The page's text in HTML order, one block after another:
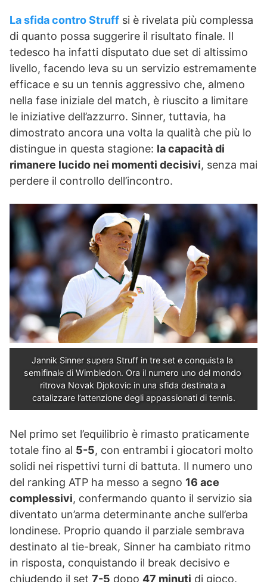
La sfida contro Struff si è rivelata più complessa
di quanto possa suggerire il risultato finale. Il
tedesco ha infatti disputato due set di altissimo
livello, facendo leva su un servizio estremamente
efficace e su un tennis aggressivo che, almeno
nella fase iniziale del match, è riuscito a limitare
le iniziative dell’azzurro. Sinner, tuttavia, ha
dimostrato ancora una volta la qualità che più lo
distingue in questa stagione: la capacità di
rimanere lucido nei momenti decisivi, senza mai
perdere il controllo dell’incontro.
Jannik Sinner supera Struff in tre set e conquista la
semifinale di Wimbledon. Ora il numero uno del mondo
ritrova Novak Djokovic in una sfida destinata a
catalizzare l’attenzione degli appassionati di tennis.
Nel primo set l’equilibrio è rimasto praticamente
totale fino al 5-5, con entrambi i giocatori molto
solidi nei rispettivi turni di battuta. Il numero uno
del ranking ATP ha messo a segno 16 ace
complessivi, confermando quanto il servizio sia
diventato un’arma determinante anche sull’erba
londinese. Proprio quando il parziale sembrava
destinato al tie-break, Sinner ha cambiato ritmo
in risposta, conquistando il break decisivo e
chiudendo il set 7-5 dopo 47 minuti di gioco.